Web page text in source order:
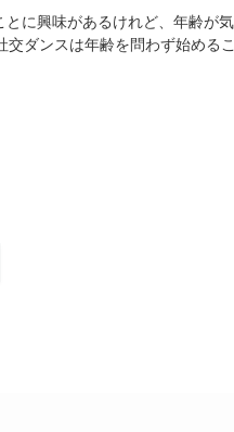
に興味があるけれど、年齢が
交ダンスは年齢を問わず始める